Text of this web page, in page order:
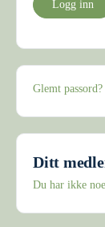
Glemt passord?
Ditt
Du har ikke